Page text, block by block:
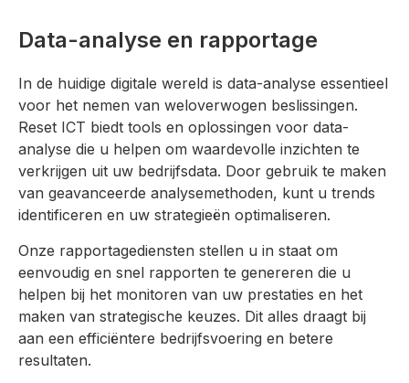
Data-analyse en rapportage
In de huidige digitale wereld is data-analyse essentieel
voor het nemen van weloverwogen beslissingen.
Reset ICT biedt tools en oplossingen voor data-
analyse die u helpen om waardevolle inzichten te
verkrijgen uit uw bedrijfsdata. Door gebruik te maken
van geavanceerde analysemethoden, kunt u trends
identificeren en uw strategieën optimaliseren.
Onze rapportagediensten stellen u in staat om
eenvoudig en snel rapporten te genereren die u
helpen bij het monitoren van uw prestaties en het
maken van strategische keuzes. Dit alles draagt bij
aan een efficiëntere bedrijfsvoering en betere
resultaten.